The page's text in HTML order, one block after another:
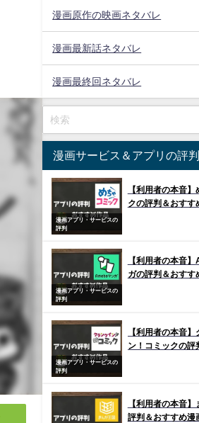
漫画原作の映画ネタバレ
漫画最新話ネタバレ
漫画最終回ネタバレ
漫画サービス＆アプリの評判
漫画アプリ・サービスの
評判
【利用者の本音
クの評判＆おすす
漫画アプリ・サービスの
評判
【利用者の本音
ガの評判＆おすす
漫画アプリ・サービスの
評判
【利用者の本音】
ン！コミックの評
【利用者の本音
評判＆おすすめ漫